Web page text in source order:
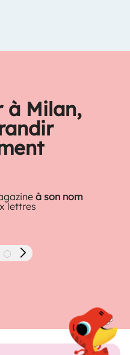
à Milan,
à son nom
lettres
Suivant